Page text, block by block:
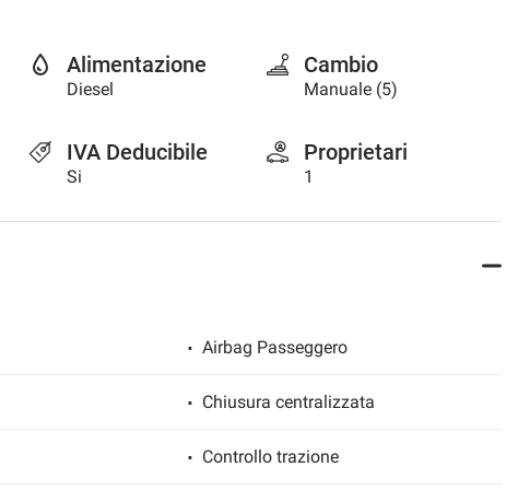
Alimentazione
Diesel
Cambio
Manuale (5)
IVA Deducibile
Si
Proprietari
1
Airbag Passeggero
Chiusura centralizzata
Controllo trazione